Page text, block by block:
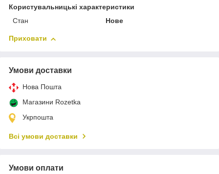
Користувальницькі характеристики
Стан
Нове
Приховати
Умови доставки
Нова Пошта
Магазини Rozetka
Укрпошта
Всі умови доставки
Умови оплати